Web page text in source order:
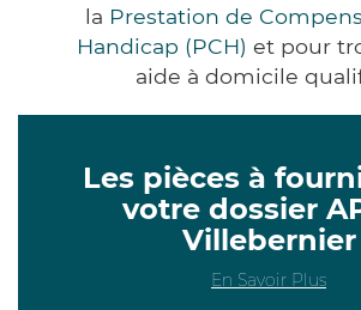
la Prestation de
Handicap (PCH) et pour
aide à domicile
Les pièces à
votre dossier
Villebernier
En Savoir Plus